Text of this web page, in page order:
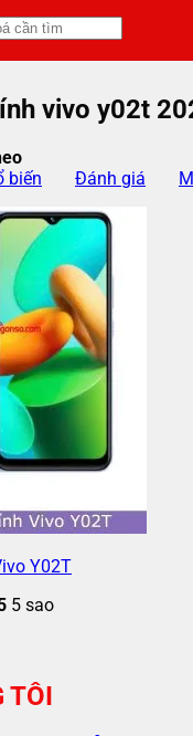
vivo y02t
biến
Đánh giá
Y02T
5 sao
TÔI